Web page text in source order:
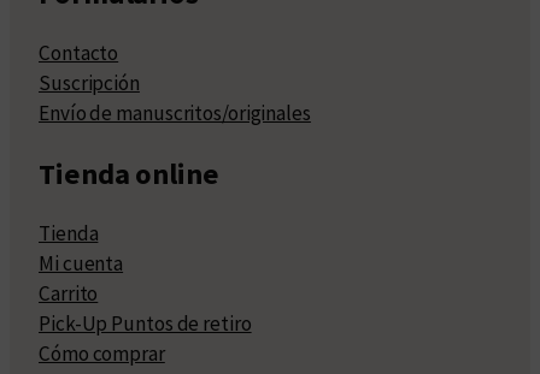
Contacto
Suscripción
Envío de manuscritos/originales
Tienda online
Tienda
Mi cuenta
Carrito
Pick-Up Puntos de retiro
Cómo comprar